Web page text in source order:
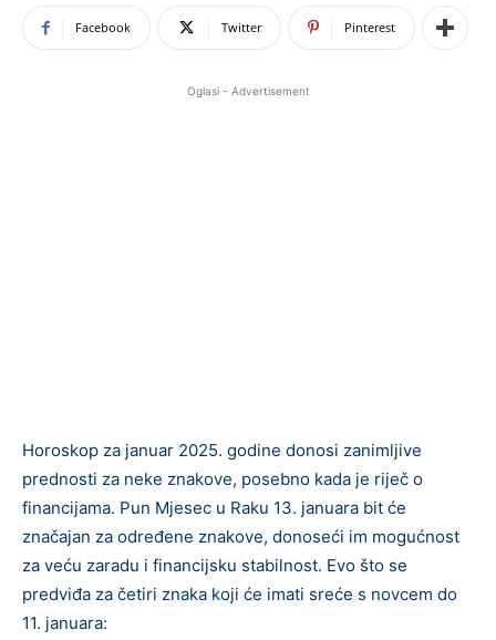
Facebook Twitter Pinterest
Oglasi - Advertisement
Horoskop za januar 2025. godine donosi zanimljive
prednosti za neke znakove, posebno kada je riječ o
financijama. Pun Mjesec u Raku 13. januara bit će
značajan za određene znakove, donoseći im mogućnost
za veću zaradu i financijsku stabilnost. Evo što se
predviđa za četiri znaka koji će imati sreće s novcem do
11. januara: